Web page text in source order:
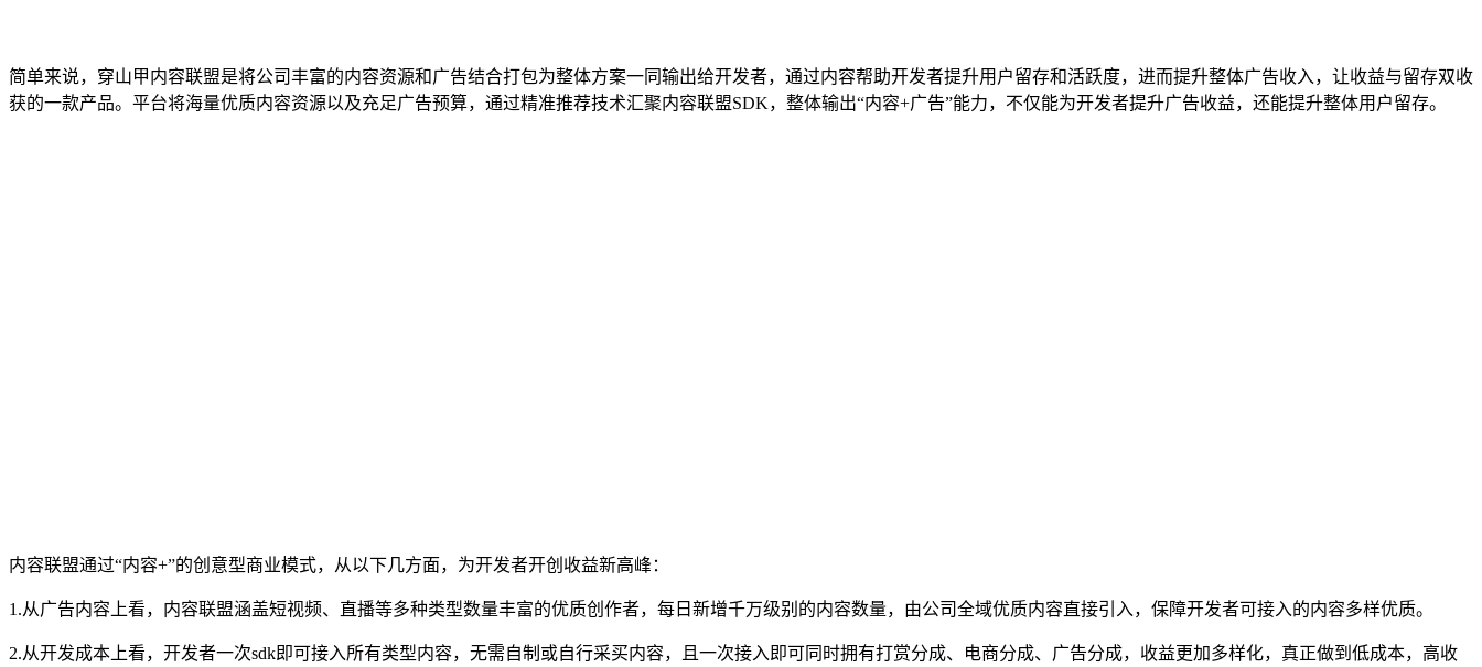
简单来说，穿山甲内容联盟是将公司丰富的内容资源和广告结合打包为整体方案一同输出给开发者，通过内容帮助开发者提升用户留存和活跃度，进而提升整体广告收入，让收益与留存双收
获的一款产品。平台将海量优质内容资源以及充足广告预算，通过精准推荐技术汇聚内容联盟SDK，整体输出“内容+广告”能力，不仅能为开发者提升广告收益，还能提升整体用户留存。
内容联盟通过“内容+”的创意型商业模式，从以下几方面，为开发者开创收益新高峰：
1.从广告内容上看，内容联盟涵盖短视频、直播等多种类型数量丰富的优质创作者，每日新增千万级别的内容数量，由公司全域优质内容直接引入，保障开发者可接入的内容多样优质。
2.从开发成本上看，开发者一次sdk即可接入所有类型内容，无需自制或自行采买内容，且一次接入即可同时拥有打赏分成、电商分成、广告分成，收益更加多样化，真正做到低成本，高收